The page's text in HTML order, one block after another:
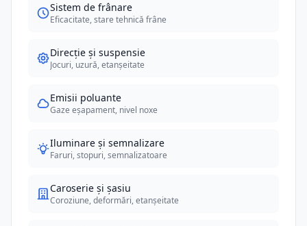
Sistem de frânare
Eficacitate, stare tehnică frâne
Direcție și suspensie
Jocuri, uzură, etanșeitate
Emisii poluante
Gaze eșapament, nivel noxe
Iluminare și semnalizare
Faruri, stopuri, semnalizatoare
Caroserie și șasiu
Coroziune, deformări, etanșeitate